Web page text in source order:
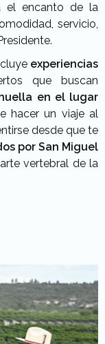
el encanto de la
servicio,
experiencias
que buscan
en el lugar
hacer un viaje al
desde que te
por San Miguel
vertebral de la